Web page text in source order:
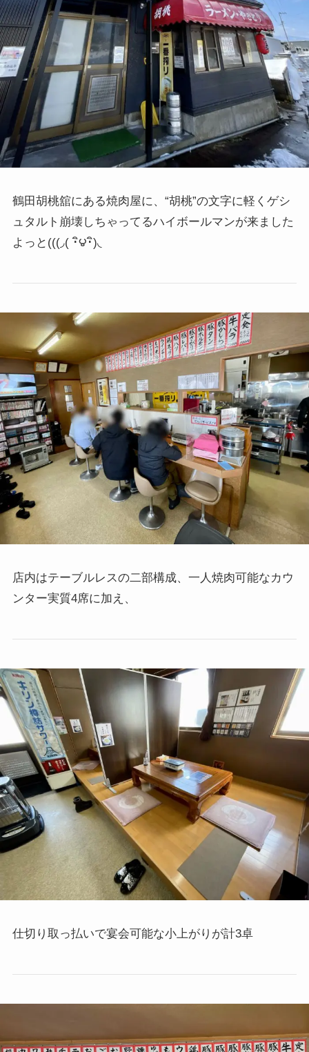
鶴田胡桃舘にある焼肉屋に、“胡桃”の文字に軽くゲシ
ュタルト崩壊しちゃってるハイボールマンが来ました
よっと (((◞( ･ิ౪･ิ)◟
店内はテーブルレスの二部構成、一人焼肉可能なカウ
ンター実質4席に加え、
仕切り取っ払いで宴会可能な小上がりが計3卓